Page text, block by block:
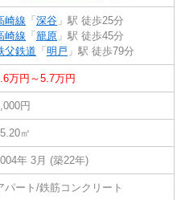
崎線 「 深谷 」駅 徒歩25分
崎線 「 籠原 」駅 徒歩45分
父鉄道 「 明戸 」駅 徒歩79分
万円～5.7万円
円
㎡
年 3月 (築22年)
パート/鉄筋コンクリート